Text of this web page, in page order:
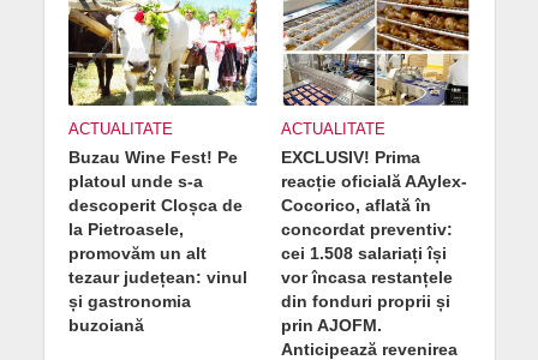
ACTUALITATE
Buzau Wine Fest! Pe
platoul unde s-a
descoperit Cloșca de
la Pietroasele,
promovăm un alt
tezaur județean: vinul
și gastronomia
buzoiană
ACTUALITATE
EXCLUSIV! Prima
reacție oficială AAylex-
Cocorico, aflată în
concordat preventiv:
cei 1.508 salariați își
vor încasa restanțele
din fonduri proprii și
prin AJOFM.
Anticipează revenirea